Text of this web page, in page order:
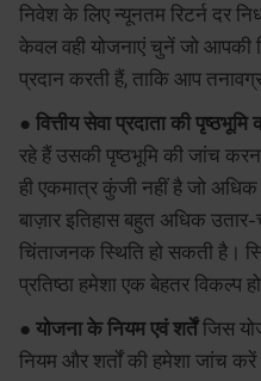
निवेश के लिए न्यूनतम रिटर्न दर
केवल वही योजनाएं चुनें जो आपकी
प्रदान करती हैं, ताकि आप
● वित्तीय सेवा प्रदाता की पृष्ठभूमि
रहे हैं उसकी पृष्ठभूमि की जांच
ही एकमात्र कुंजी नहीं है जो
बाज़ार इतिहास बहुत अधिक
चिंताजनक स्थिति हो सकती है।
प्रतिष्ठा हमेशा एक बेहतर विकल्प
● योजना के नियम एवं शर्तेंजिस
नियम और शर्तों की हमेशा जांच